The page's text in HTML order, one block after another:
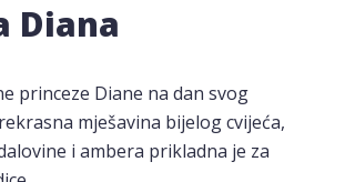
Diana
princeze Diane na dan svog
mješavina bijelog cvijeća,
i ambera prikladna je za